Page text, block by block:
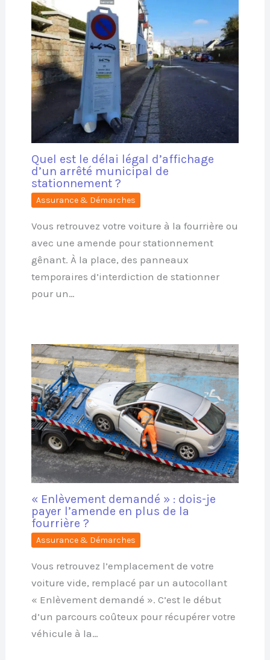
Quel est le délai légal d’affichage
d’un arrêté municipal de
stationnement ?
Assurance & Démarches
Vous retrouvez votre voiture à la fourrière ou
avec une amende pour stationnement
gênant. À la place, des panneaux
temporaires d’interdiction de stationner
pour un…
« Enlèvement demandé » : dois-je
payer l’amende en plus de la
fourrière ?
Assurance & Démarches
Vous retrouvez l’emplacement de votre
voiture vide, remplacé par un autocollant
« Enlèvement demandé ». C’est le début
d’un parcours coûteux pour récupérer votre
véhicule à la…